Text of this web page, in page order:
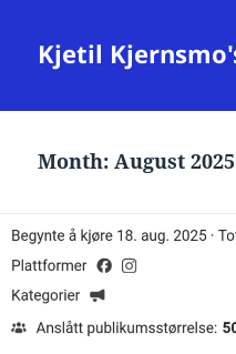
Kjetil
Month:August 2025